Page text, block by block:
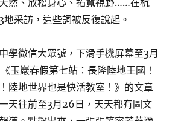
然、放松身心、拓寬視野……在杭
采訪，這些詞被反復說起。
學微信大眾號，下滑手機屏幕至3月
玉巖春假第七站：長隆陸地王國！
陸地世界也是快活教室！》的文章
天往前至3月26日，天天都有圖文